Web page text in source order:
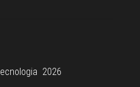
2026